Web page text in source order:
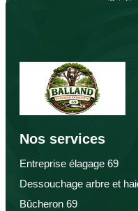
Nos services
Entreprise élagage 69
Dessouchage arbre et
Bûcheron 69